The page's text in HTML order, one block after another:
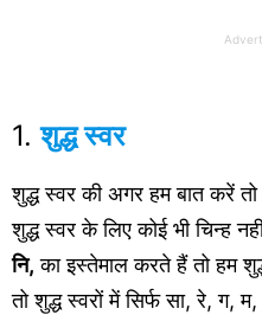
1.शुद्ध स्वर
शुद्ध स्वर की अगर हम बात करें
शुद्ध स्वर के लिए कोई भी चिन्ह
नि, का इस्तेमाल करते हैं तो हम
तो शुद्ध स्वरों में सिर्फ सा, रे, ग,